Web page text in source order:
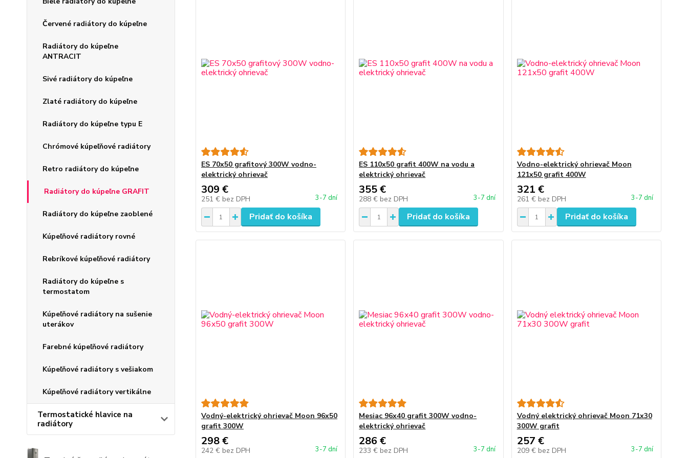
Červené radiátory do kúpeľne
Radiátory do kúpeľne
ANTRACIT
Sivé radiátory do kúpeľne
Zlaté radiátory do kúpeľne
Radiátory do kúpeľne typu E
Chrómové kúpeľňové radiátory
Retro radiátory do kúpeľne
Radiátory do kúpeľne GRAFIT
Radiátory do kúpeľne zaoblené
Kúpeľňové radiátory rovné
Rebríkové kúpeľňové radiátory
Radiátory do kúpeľne s
termostatom
Kúpeľňové radiátory na sušenie
uterákov
Farebné kúpeľňové radiátory
Kúpeľňové radiátory s vešiakom
Kúpeľňové radiátory vertikálne
Termostatické hlavice na
radiátory
ES 70x50 grafitový 300W vodno-
elektrický ohrievač
309 €
251 € bez DPH 3-7 dní
Pridať do košíka
ES 110x50 grafit 400W na vodu a
elektrický ohrievač
355 €
288 € bez DPH 3-7 dní
Pridať do košíka
Vodno-elektrický ohrievač Moon
121x50 grafit 400W
321 €
261 € bez DPH 3-7 dní
Pridať do košíka
Vodný-elektrický ohrievač Moon 96x50
grafit 300W
298 €
242 € bez DPH 3-7 dní
Mesiac 96x40 grafit 300W vodno-
elektrický ohrievač
286 €
233 € bez DPH 3-7 dní
Vodný elektrický ohrievač Moon 71x30
300W grafit
257 €
209 € bez DPH 3-7 dní